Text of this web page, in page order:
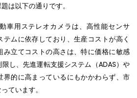
は以下の通りです。
車用ステレオカメラは、高性能センサ
ムに依存しており、生産コストが高く
み立てコストの高さは、特に価格に敏感
し、先進運転支援システム（ADAS）や
界的に高まっているにもかかわらず、市
ています。